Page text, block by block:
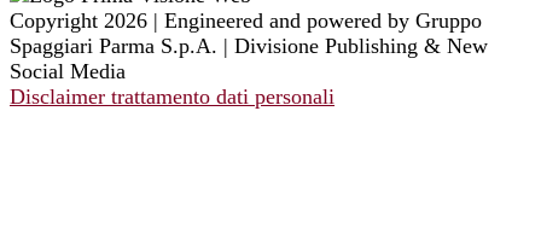
Copyright 2026 | Engineered and powered by Gruppo
Spaggiari Parma S.p.A. | Divisione Publishing & New
Social Media
Disclaimer trattamento dati personali